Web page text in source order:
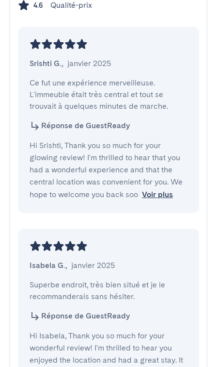
4.6 Qualité-prix
Srishti G., janvier 2025
Ce fut une expérience merveilleuse.
L'immeuble était très central et tout se
trouvait à quelques minutes de marche.
Réponse de GuestReady
Hi Srishti, Thank you so much for your
glowing review! I'm thrilled to hear that you
had a wonderful experience and that the
central location was convenient for you. We
hope to welcome you back soo Voir plus
Isabela G., janvier 2025
Superbe endroit, très bien situé et je le
recommanderais sans hésiter.
Réponse de GuestReady
Hi Isabela, Thank you so much for your
wonderful review! I'm thrilled to hear you
enjoyed the location and had a great stay. It